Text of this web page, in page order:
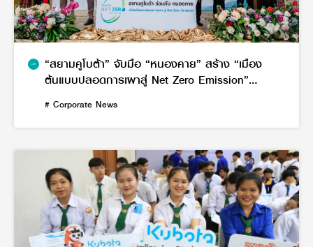
“สยามคูโบต้า” จับมือ “หนองคาย” สร้าง “เมือง
ต้นแบบปลอดการเผาสู่ Net Zero Emission”
การเผา ตั้งเป้าการปล่อยก๊าซเรือนกระจกสุทธิเป็น
ศูนย์
# Corporate News